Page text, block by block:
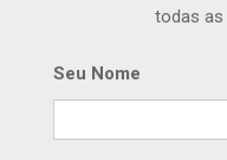
todas as
Seu Nome